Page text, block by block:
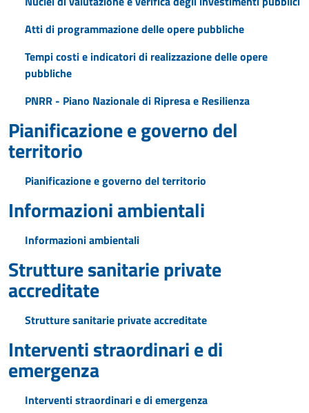
Atti di programmazione delle opere pubbliche
Tempi costi e indicatori di realizzazione delle opere
pubbliche
PNRR - Piano Nazionale di Ripresa e Resilienza
Pianificazione e governo del
territorio
Pianificazione e governo del territorio
Informazioni ambientali
Informazioni ambientali
Strutture sanitarie private
accreditate
Strutture sanitarie private accreditate
Interventi straordinari e di
emergenza
Interventi straordinari e di emergenza